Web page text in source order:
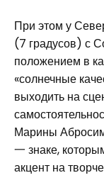
При этом у
(7 градусов) с
положением в
«солнечные
выходить на
Марины
一 знаке,
акцент на